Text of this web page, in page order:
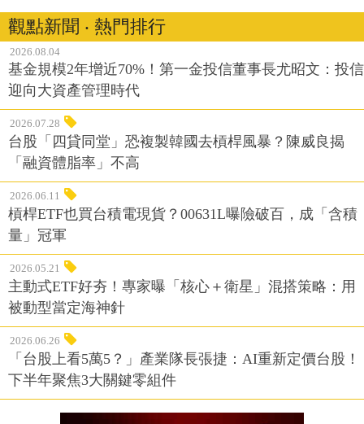
觀點新聞 ‧ 熱門排行
2026.08.04
基金規模2年增近70%！第一金投信董事長尤昭文：投信
迎向大資產管理時代
2026.07.28
台股「四貸同堂」恐複製韓國去槓桿風暴？陳威良揭
「融資體脂率」不高
2026.06.11
槓桿ETF也買台積電現貨？00631L曝險破百，成「含積
量」冠軍
2026.05.21
主動式ETF好夯！專家曝「核心＋衛星」混搭策略：用
被動型當定海神針
2026.06.26
「台股上看5萬5？」產業隊長張捷：AI重新定價台股！
下半年聚焦3大關鍵零組件